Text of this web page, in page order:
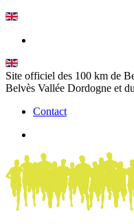
Site officiel des 100 km de
Belvès Vallée Dordogne et
Contact